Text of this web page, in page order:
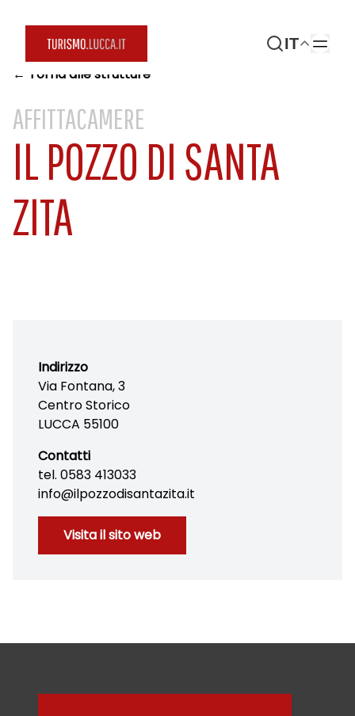
IT
← Torna alle strutture
AFFITTACAMERE
IL POZZO DI SANTA
ZITA
Indirizzo
Via Fontana, 3
Centro Storico
LUCCA 55100
Contatti
tel. 0583 413033
info@ilpozzodisantazita.it
Visita il sito web